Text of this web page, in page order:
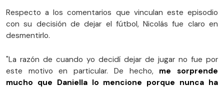
Respecto a los comentarios que vinculan este episodio
con su decisión de dejar el fútbol, Nicolás fue claro en
desmentirlo.
"La razón de cuando yo decidí dejar de jugar no fue por
este motivo en particular. De hecho, me sorprende
mucho que Daniella lo mencione porque nunca ha